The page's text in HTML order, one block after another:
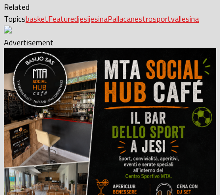
Related
TopicsbasketFeaturedjesijesinaPallacanestrosportvallesina
Advertisement